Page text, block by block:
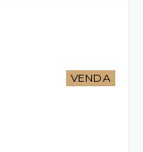
VENDA